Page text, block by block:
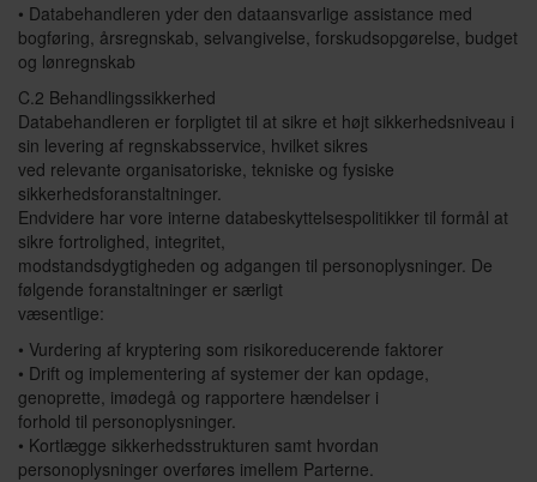
• Databehandleren yder den dataansvarlige assistance med
bogføring, årsregnskab, selvangivelse, forskudsopgørelse, budget
og lønregnskab
C.2 Behandlingssikkerhed
Databehandleren er forpligtet til at sikre et højt sikkerhedsniveau i
sin levering af regnskabsservice, hvilket sikres
ved relevante organisatoriske, tekniske og fysiske
sikkerhedsforanstaltninger.
Endvidere har vore interne databeskyttelsespolitikker til formål at
sikre fortrolighed, integritet,
modstandsdygtigheden og adgangen til personoplysninger. De
følgende foranstaltninger er særligt
væsentlige:
• Vurdering af kryptering som risikoreducerende faktorer
• Drift og implementering af systemer der kan opdage,
genoprette, imødegå og rapportere hændelser i
forhold til personoplysninger.
• Kortlægge sikkerhedsstrukturen samt hvordan
personoplysninger overføres imellem Parterne.